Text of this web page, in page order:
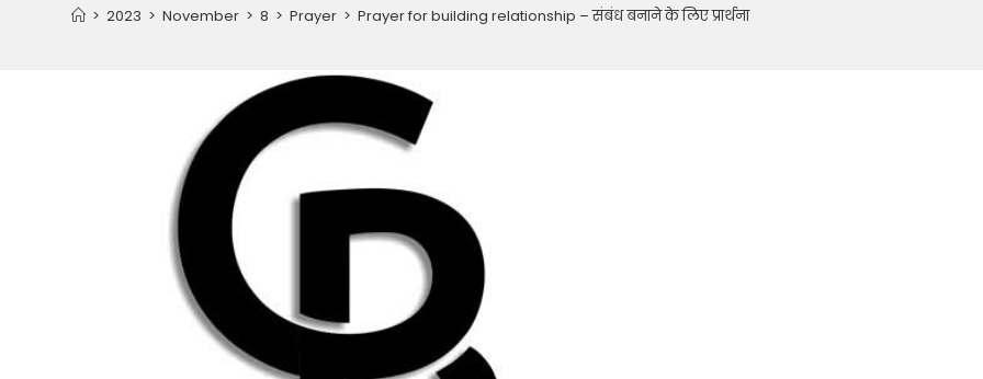
> 2023 > November > 8 > Prayer > Prayer for building relationship – संबंध बनाने के लिए प्रार्थना